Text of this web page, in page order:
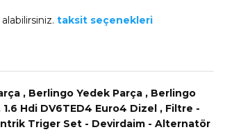
taksit seçenekleri
, Berlingo Yedek Parça , Berlingo
1.6 Hdi DV6TED4 Euro4 Dizel , Filtre -
Triger Set - Devirdaim - Alternatör